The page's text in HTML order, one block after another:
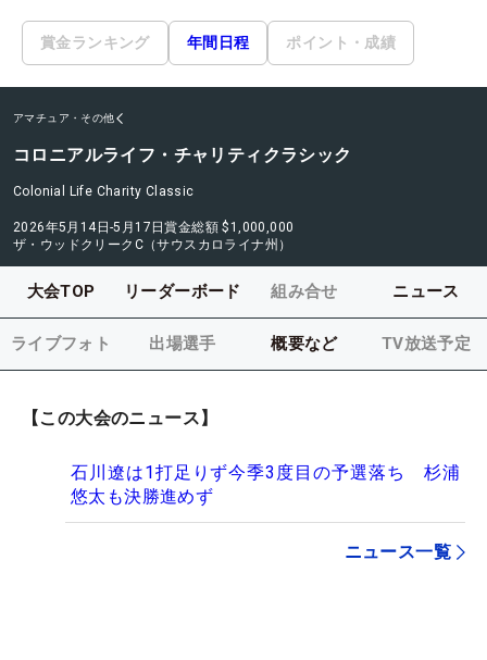
賞金ランキング 年間日程 ポイント・成績
アマチュア・その他
コロニアルライフ・チャリティクラシック
Colonial Life Charity Classic
2026年5月14日-5月17日賞金総額 $1,000,000
ザ・ウッドクリークC（サウスカロライナ州）
大会TOP リーダーボード 組み合せ ニュース
ライブフォト 出場選手 概要など TV放送予定
【この大会のニュース】
石川遼は1打足りず今季3度目の予選落ち 杉浦
悠太も決勝進めず
ニュース一覧